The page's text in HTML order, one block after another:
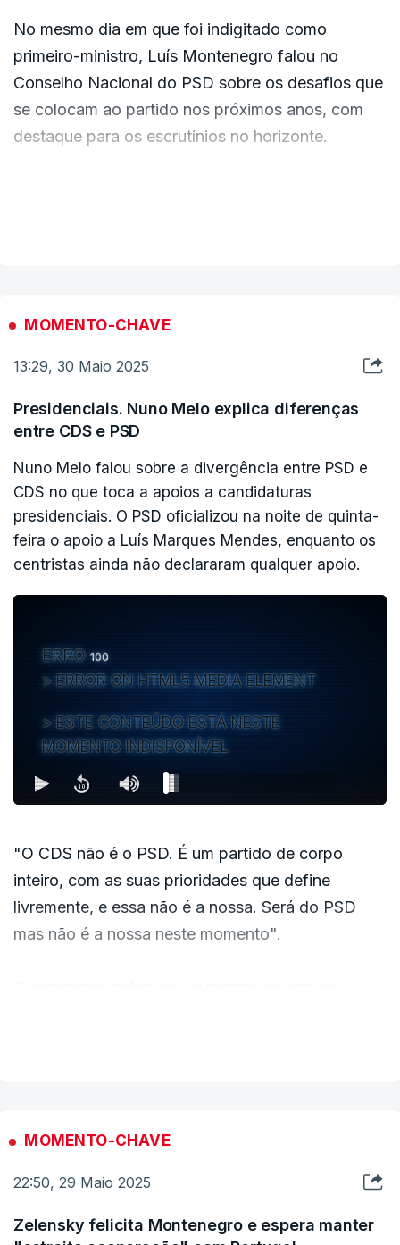
No mesmo dia em que foi indigitado como
primeiro-ministro, Luís Montenegro falou no
Conselho Nacional do PSD sobre os desafios que
se colocam ao partido nos próximos anos, com
destaque para os escrutínios no horizonte.
político e até foi antigo presidente do PSD.
Luís Montenegro refere-se a Luís Marques
Mendes como uma pessoa "altamente
qualificada" e com as características adequadas
para a presidência da República,
mesmo que
"nem sempre" concorde com o PSD.
Essa é, de resto, uma característica que encontra
nos anteriores presidentes da República da "área
política do PSD".
ERRO100
ESTE CONTEÚDO ESTÁ NESTE MOMENTO
Referindo-se a Aníbal Cavaco Silva, que foi
chefe de Estado entre 2006 e 2016, e ao atual
presidente da República, Marcelo Rebelo de
Sousa, Luís Montenegro ressalvou que ambos
apontou ainda.
MOMENTO-CHAVE
13:29, 30 Maio 2025
Presidenciais. Nuno Melo explica diferenças
entre CDS e PSD
Nuno Melo falou sobre a divergência entre PSD e
CDS no que toca a apoios a candidaturas
presidenciais. O PSD oficializou na noite de quinta-
feira o apoio a Luís Marques Mendes, enquanto os
centristas ainda não declararam qualquer apoio.
ERRO100
ERROR ON HTML5 MEDIA ELEMENT
ESTE CONTEÚDO ESTÁ NESTE
MOMENTO INDISPONÍVEL
"O CDS não é o PSD. É um partido de corpo
inteiro, com as suas prioridades que define
livremente, e essa não é a nossa. Será do PSD
mas não é a nossa neste momento".
MOMENTO-CHAVE
22:50, 29 Maio 2025
Zelensky felicita Montenegro e espera manter